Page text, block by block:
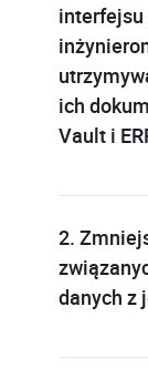
ich
Vault i
2.
danych z